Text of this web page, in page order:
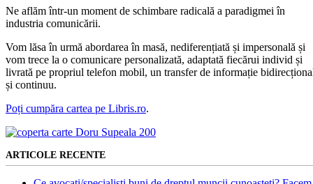
Ne aflăm într-un moment de schimbare radicală a paradigmei în
industria comunicării.
Vom lăsa în urmă abordarea în masă, nediferențiată și impersonală și
vom trece la o comunicare personalizată, adaptată fiecărui individ și
livrată pe propriul telefon mobil, un transfer de informație
și continuu.
Poți cumpăra cartea pe Libris.ro.
ARTICOLE RECENTE